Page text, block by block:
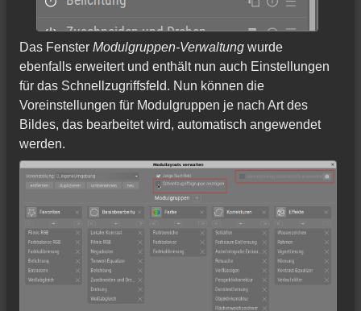
Das Fenster Modulgruppen-Verwaltung wurde
ebenfalls erweitert und enthält nun auch Einstellungen
für das Schnellzugriffsfeld. Nun können die
Voreinstellungen für Modulgruppen je nach Art des
Bildes, das bearbeitet wird, automatisch angewendet
werden.